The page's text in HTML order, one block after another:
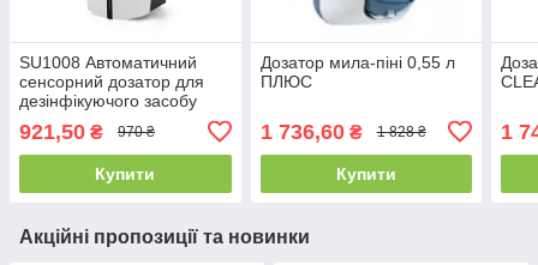
SU1008 Автоматичний
сенсорний дозатор для
дезінфікуючого засобу
921,50 ₴ 970 ₴
Купити
Дозатор мила-піні 0,55 л
ПЛЮС
1 736,60₴ 1 828 ₴
Купити
1
Акційні пропозиції та новинки